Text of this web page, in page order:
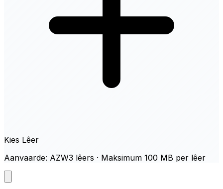
Kies Lêer
Aanvaarde: AZW3 lêers · Maksimum 100 MB per lêer